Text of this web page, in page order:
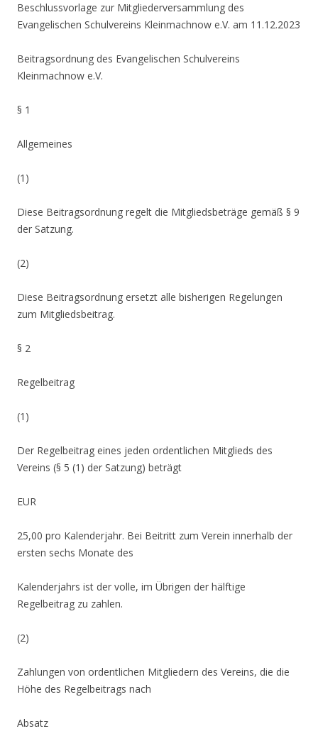
Beschlussvorlage zur Mitgliederversammlung des
Evangelischen Schulvereins Kleinmachnow e.V. am 11.12.2023
Beitragsordnung des Evangelischen Schulvereins
Kleinmachnow e.V.
§ 1
Allgemeines
(1)
Diese Beitragsordnung regelt die Mitgliedsbeträge gemäß § 9
der Satzung.
(2)
Diese Beitragsordnung ersetzt alle bisherigen Regelungen
zum Mitgliedsbeitrag.
§ 2
Regelbeitrag
(1)
Der Regelbeitrag eines jeden ordentlichen Mitglieds des
Vereins (§ 5 (1) der Satzung) beträgt
EUR
25,00 pro Kalenderjahr. Bei Beitritt zum Verein innerhalb der
ersten sechs Monate des
Kalenderjahrs ist der volle, im Übrigen der hälftige
Regelbeitrag zu zahlen.
(2)
Zahlungen von ordentlichen Mitgliedern des Vereins, die die
Höhe des Regelbeitrags nach
Absatz